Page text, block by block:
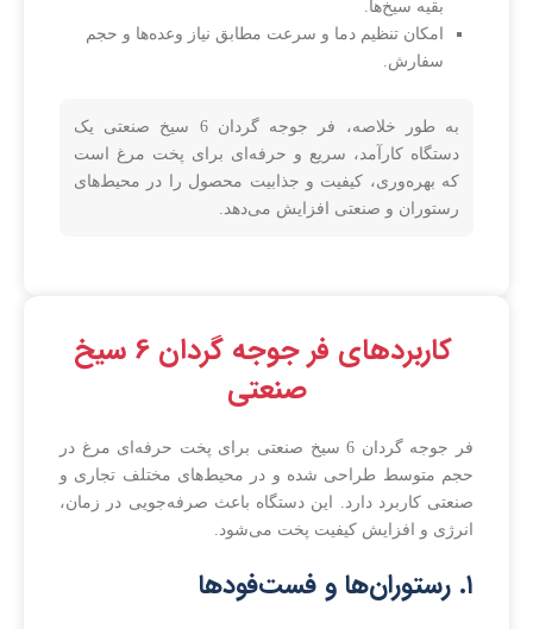
بقیه سیخ‌ها.
امکان تنظیم دما و سرعت مطابق نیاز وعده‌ها و حجم
سفارش.
به طور خلاصه، فر جوجه گردان 6 سیخ صنعتی یک
دستگاه کارآمد، سریع و حرفه‌ای برای پخت مرغ است
که بهره‌وری، کیفیت و جذابیت محصول را در محیط‌های
رستوران و صنعتی افزایش می‌دهد.
کاربردهای فر جوجه گردان 6 سیخ
صنعتی
فر جوجه گردان 6 سیخ صنعتی برای پخت حرفه‌ای مرغ در
حجم متوسط طراحی شده و در محیط‌های مختلف تجاری و
صنعتی کاربرد دارد. این دستگاه باعث صرفه‌جویی در زمان،
انرژی و افزایش کیفیت پخت می‌شود.
۱. رستوران‌ها و فست‌فودها